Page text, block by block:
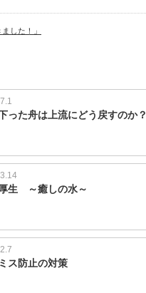
した！」
った舟は上流にどう戻すのか？
生 ～癒しの水～
ス防止の対策